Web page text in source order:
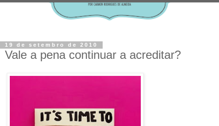
19 de setembro de 2010
Vale a pena continuar a acreditar?